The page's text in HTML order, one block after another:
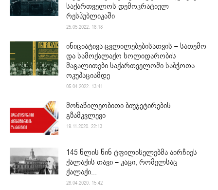
საქართველოს დემოკრატიულ
რესპუბლიკაში
25.05.2022. 16:18
ინიციატივა ცვლილებებისათვის – სათემო
და სამოქალაქო სოლიდარობის
მაგალითები საქართველოში საბჭოთა
ოკუპაციამდე
05.04.2022. 13:41
მონაწილეობითი ბიუჯეტირების
გზამკვლევი
19.11.2020. 22:13
145 წლის წინ ტფილისელებმა აირჩიეს
ქალაქის თავი – კაცი, რომელსაც
ქალაქი...
28.04.2020. 15:42